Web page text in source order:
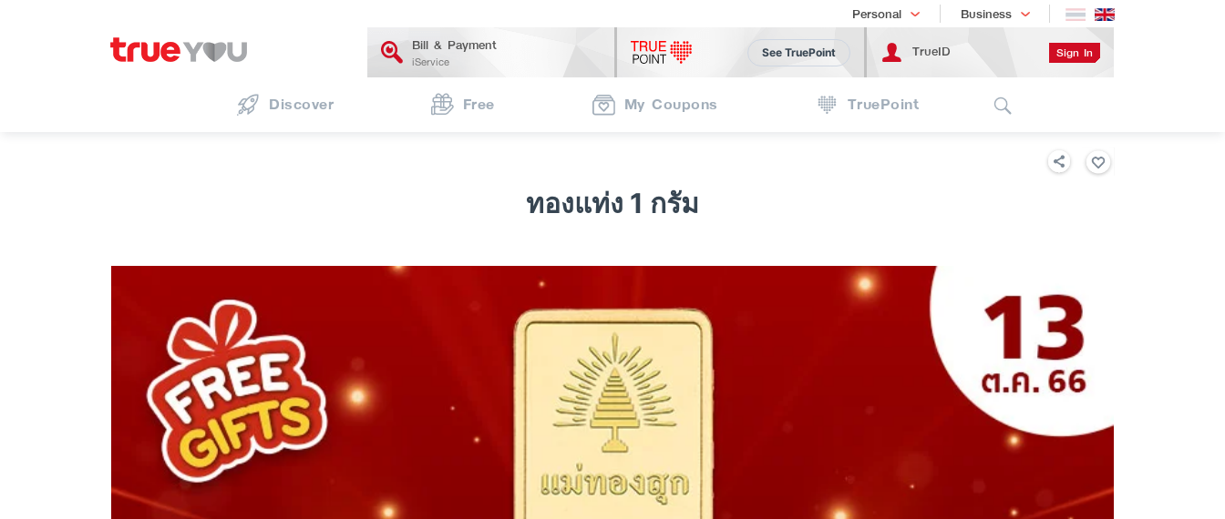
Personal
Shopping Business
เทรนด์เทคโนโลยี
Bill & Payment
iService
See TruePoint TrueID Sign In
Discover Free My Coupons TruePoint
ทองแท่ง 1 กรัม